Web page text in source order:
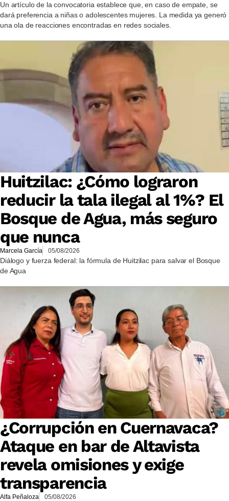
Un artículo de la convocatoria establece que, en caso de empate, se
dará preferencia a niñas o adolescentes mujeres. La medida ya generó
una ola de reacciones encontradas en redes sociales.
Huitzilac: ¿Cómo lograron
reducir la tala ilegal al 1%? El
Bosque de Agua, más seguro
que nunca
Marcela García 05/08/2026
Diálogo y fuerza federal: la fórmula de Huitzilac para salvar el Bosque
de Agua
¿Corrupción en Cuernavaca?
Ataque en bar de Altavista
revela omisiones y exige
transparencia
Alfa Peñaloza 05/08/2026